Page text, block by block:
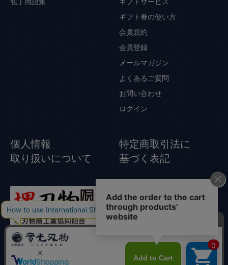
ギフト券の使い方
会員規約
会員登録
メールマガジン
よくあるご質問
お問い合わせ
ログイン
個人情報
取り扱いについて
特定商取引法に
基づく表記
© Jikko Japanese knife All rights reserved.